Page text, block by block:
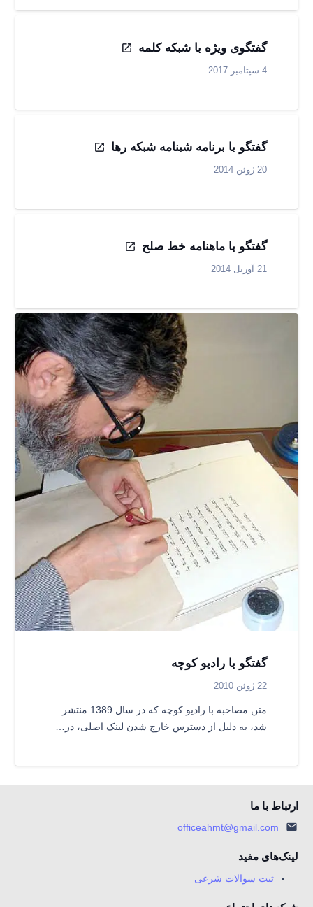
گفتگوی ویژه با شبکه کلمه
4 سپتامبر 2017
گفتگو با برنامه شبنامه شبکه رها
20 ژوئن 2014
گفتگو با ماهنامه خط صلح
21 آوریل 2014
گفتگو با رادیو كوچه
22 ژوئن 2010
متن مصاحبه با رادیو کوچه که در سال 1389 منتشر
شد، به دلیل از دسترس خارج شدن لینک اصلی، در…
ارتباط با ما
officeahmt@gmail.com
لینک‌های مفید
ثبت سوالات شرعی